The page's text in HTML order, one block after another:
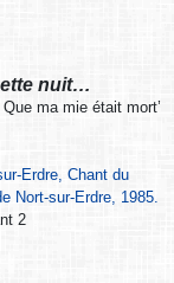
nuit…
ma mie était mort’
Erdre, Chant du
Nort-sur-Erdre, 1985.
2